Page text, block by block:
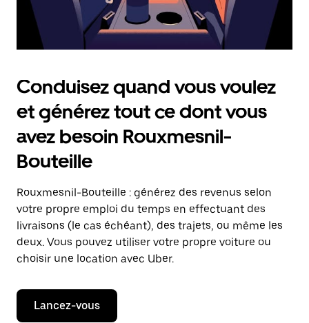
Conduisez quand vous voulez
et générez tout ce dont vous
avez besoin Rouxmesnil-
Bouteille
Rouxmesnil-Bouteille : générez des revenus selon
votre propre emploi du temps en effectuant des
livraisons (le cas échéant), des trajets, ou même les
deux. Vous pouvez utiliser votre propre voiture ou
choisir une location avec Uber.
Lancez-vous